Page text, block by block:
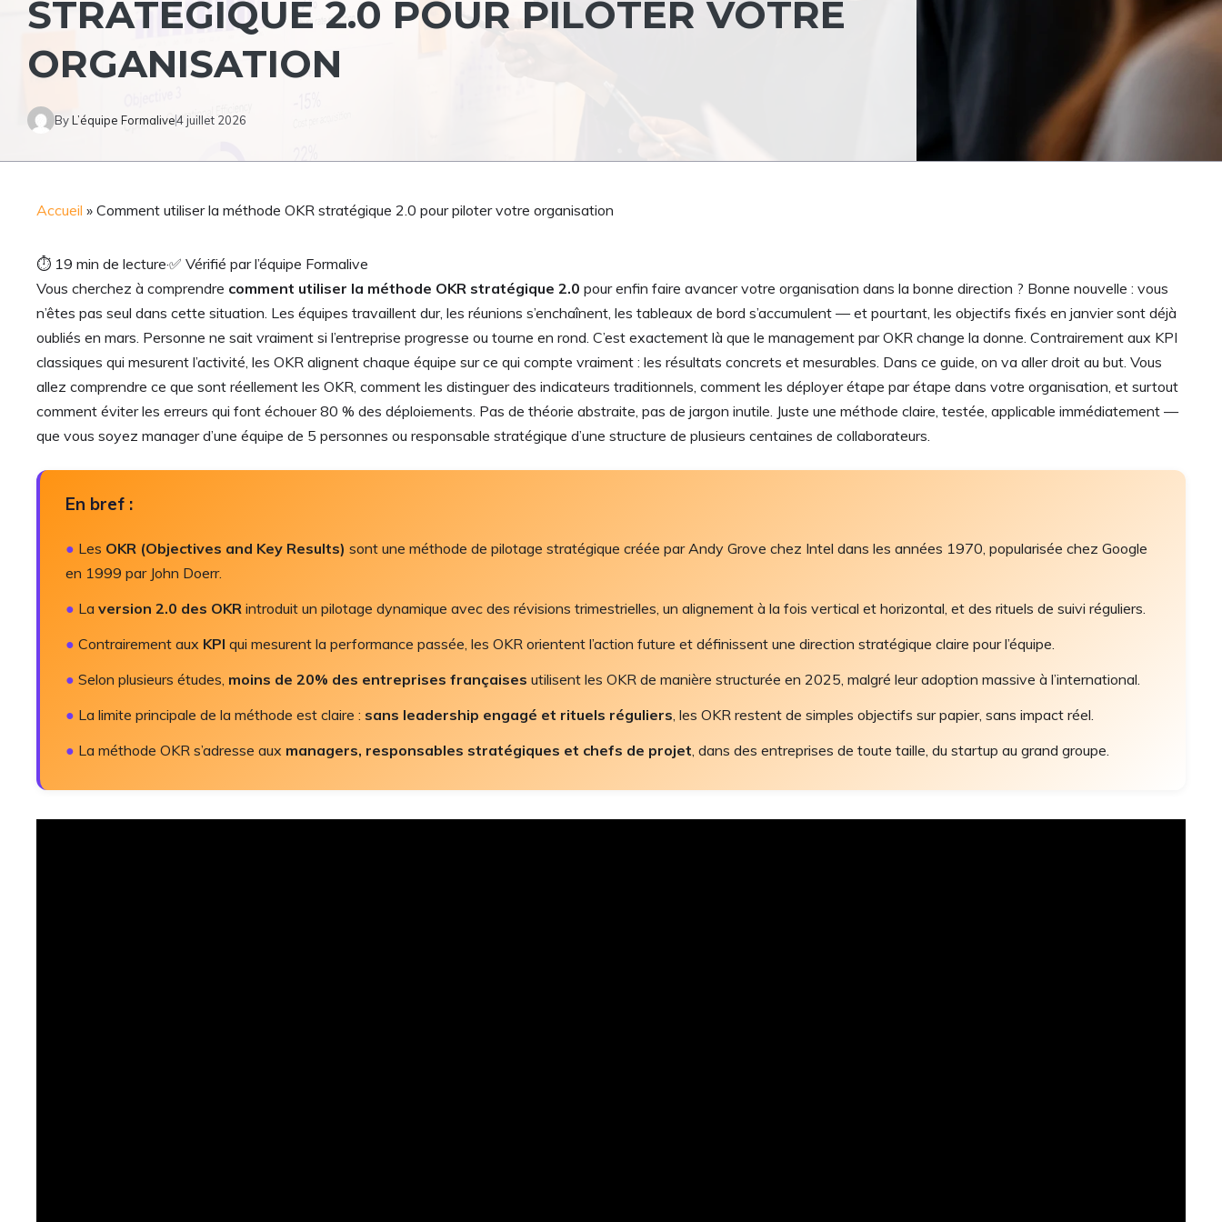
STRATÉGIQUE 2.0 POUR PILOTER VOTRE
ORGANISATION
ByL’équipe Formalive4 juillet 2026
Accueil » Comment utiliser la méthode OKR stratégique 2.0 pour piloter votre organisation
⏱ 19 min de lecture·✅ Vérifié par l’équipe Formalive
Vous cherchez à comprendre comment utiliser la méthode OKR stratégique 2.0 pour enfin faire avancer votre organisation dans la bonne direction ? Bonne nouvelle : vous
n’êtes pas seul dans cette situation. Les équipes travaillent dur, les réunions s’enchaînent, les tableaux de bord s’accumulent — et pourtant, les objectifs fixés en janvier sont déjà
oubliés en mars. Personne ne sait vraiment si l’entreprise progresse ou tourne en rond. C’est exactement là que le management par OKR change la donne. Contrairement aux KPI
classiques qui mesurent l’activité, les OKR alignent chaque équipe sur ce qui compte vraiment : les résultats concrets et mesurables. Dans ce guide, on va aller droit au but. Vous
allez comprendre ce que sont réellement les OKR, comment les distinguer des indicateurs traditionnels, comment les déployer étape par étape dans votre organisation, et surtout
comment éviter les erreurs qui font échouer 80 % des déploiements. Pas de théorie abstraite, pas de jargon inutile. Juste une méthode claire, testée, applicable immédiatement —
que vous soyez manager d’une équipe de 5 personnes ou responsable stratégique d’une structure de plusieurs centaines de collaborateurs.
En bref :
● Les OKR (Objectives and Key Results) sont une méthode de pilotage stratégique créée par Andy Grove chez Intel dans les années 1970, popularisée chez Google
en 1999 par John Doerr.
● La version 2.0 des OKR introduit un pilotage dynamique avec des révisions trimestrielles, un alignement à la fois vertical et horizontal, et des rituels de suivi réguliers.
● Contrairement aux KPI qui mesurent la performance passée, les OKR orientent l’action future et définissent une direction stratégique claire pour l’équipe.
● Selon plusieurs études, moins de 20% des entreprises françaises utilisent les OKR de manière structurée en 2025, malgré leur adoption massive à l’international.
● La limite principale de la méthode est claire : sans leadership engagé et rituels réguliers, les OKR restent de simples objectifs sur papier, sans impact réel.
● La méthode OKR s’adresse aux managers, responsables stratégiques et chefs de projet, dans des entreprises de toute taille, du startup au grand groupe.